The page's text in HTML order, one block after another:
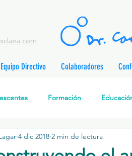
Equipo Directivo Colaboradores
Formación
Psicoterapia Cognitivo-Analítica
4 dic 2018 2 min de lectura